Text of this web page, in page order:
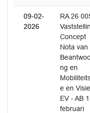
09-02-
2026
RA 26
Concept
Nota van
ng en
e en Visie
EV - AB
februari